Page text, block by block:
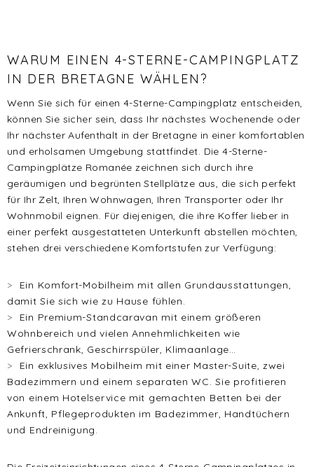
WARUM EINEN 4-STERNE-CAMPINGPLATZ
IN DER BRETAGNE WÄHLEN?
Wenn Sie sich für einen 4-Sterne-Campingplatz entscheiden,
können Sie sicher sein, dass Ihr nächstes Wochenende oder
Ihr nächster Aufenthalt in der Bretagne in einer komfortablen
und erholsamen Umgebung stattfindet. Die 4-Sterne-
Campingplätze Romanée zeichnen sich durch ihre
geräumigen und begrünten Stellplätze aus, die sich perfekt
für Ihr Zelt, Ihren Wohnwagen, Ihren Transporter oder Ihr
Wohnmobil eignen. Für diejenigen, die ihre Koffer lieber in
einer perfekt ausgestatteten Unterkunft abstellen möchten,
stehen drei verschiedene Komfortstufen zur Verfügung:
Ein Komfort-Mobilheim mit allen Grundausstattungen,
damit Sie sich wie zu Hause fühlen.
Ein Premium-Standcaravan mit einem größeren
Wohnbereich und vielen Annehmlichkeiten wie
Gefrierschrank, Geschirrspüler, Klimaanlage…
Ein exklusives Mobilheim mit einer Master-Suite, zwei
Badezimmern und einem separaten WC. Sie profitieren
von einem Hotelservice mit gemachten Betten bei der
Ankunft, Pflegeprodukten im Badezimmer, Handtüchern
und Endreinigung.